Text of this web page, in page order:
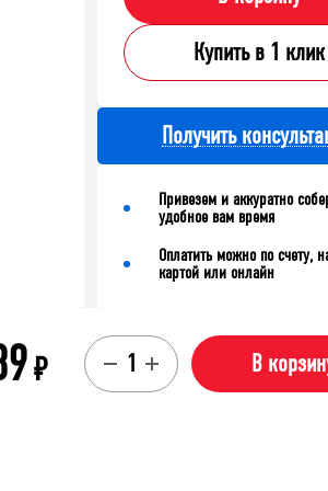
Купить в 1 клик
Получить
Привезем и аккуратно
удобное вам время
Оплатить можно по счету,
картой или онлайн
₽ В